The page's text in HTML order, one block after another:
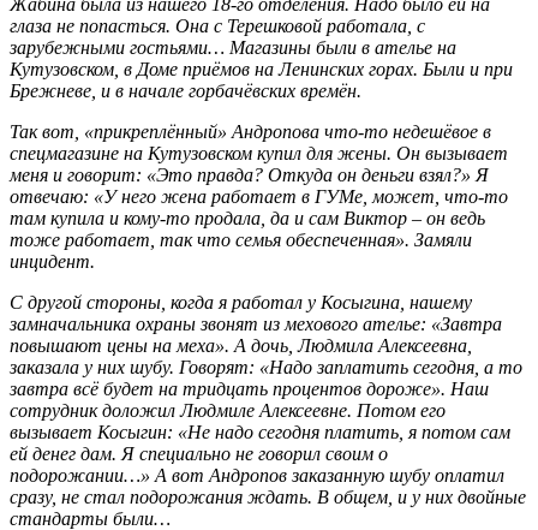
глаза не попасться. Она с Терешковой работала, с
зарубежными гостьями… Магазины были в ателье на
Кутузовском, в Доме приёмов на Ленинских горах. Были и при
Брежневе, и в начале горбачёвских времён.
Так вот, «прикреплённый» Андропова что-то недешёвое в
спецмагазине на Кутузовском купил для жены. Он вызывает
меня и говорит: «Это правда? Откуда он деньги взял?» Я
отвечаю: «У него жена работает в ГУМе, может, что-то
там купила и кому-то продала, да и сам Виктор – он ведь
тоже работает, так что семья обеспеченная». Замяли
инцидент.
С другой стороны, когда я работал у Косыгина, нашему
замначальника охраны звонят из мехового ателье: «Завтра
повышают цены на меха». А дочь, Людмила Алексеевна,
заказала у них шубу. Говорят: «Надо заплатить сегодня, а то
завтра всё будет на тридцать процентов дороже». Наш
сотрудник доложил Людмиле Алексеевне. Потом его
вызывает Косыгин: «Не надо сегодня платить, я потом сам
ей денег дам. Я специально не говорил своим о
подорожании…» А вот Андропов заказанную шубу оплатил
сразу, не стал подорожания ждать. В общем, и у них двойные
стандарты были…